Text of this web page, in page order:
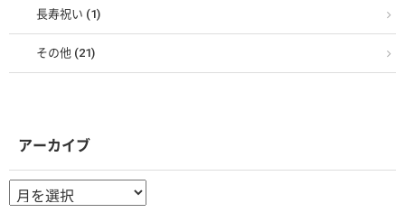
長寿祝い (1)
その他 (21)
アーカイブ
ー